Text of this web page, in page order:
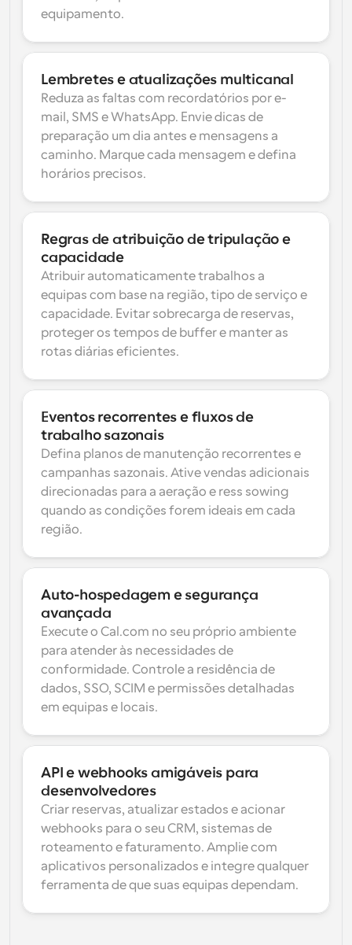
equipamento.
Lembretes e atualizações multicanal
Reduza as faltas com recordatórios por e-
mail, SMS e WhatsApp. Envie dicas de
preparação um dia antes e mensagens a
caminho. Marque cada mensagem e defina
horários precisos.
Regras de atribuição de tripulação e
capacidade
Atribuir automaticamente trabalhos a
equipas com base na região, tipo de serviço e
capacidade. Evitar sobrecarga de reservas,
proteger os tempos de buffer e manter as
rotas diárias eficientes.
Eventos recorrentes e fluxos de
trabalho sazonais
Defina planos de manutenção recorrentes e
campanhas sazonais. Ative vendas adicionais
direcionadas para a aeração e ress sowing
quando as condições forem ideais em cada
região.
Auto-hospedagem e segurança
avançada
Execute o Cal.com no seu próprio ambiente
para atender às necessidades de
conformidade. Controle a residência de
dados, SSO, SCIM e permissões detalhadas
em equipas e locais.
API e webhooks amigáveis para
desenvolvedores
Criar reservas, atualizar estados e acionar
webhooks para o seu CRM, sistemas de
roteamento e faturamento. Amplie com
aplicativos personalizados e integre qualquer
ferramenta de que suas equipas dependam.